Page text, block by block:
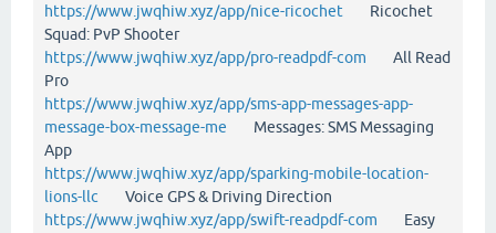
https://www.jwqhiw.xyz/app/nice-ricochet Ricochet
Squad: PvP Shooter
https://www.jwqhiw.xyz/app/pro-readpdf-com All Read
Pro
https://www.jwqhiw.xyz/app/sms-app-messages-app-
message-box-message-me Messages: SMS Messaging
App
https://www.jwqhiw.xyz/app/sparking-mobile-location-
lions-llc Voice GPS & Driving Direction
https://www.jwqhiw.xyz/app/swift-readpdf-com Easy